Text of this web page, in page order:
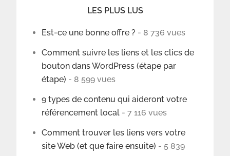
LES PLUS LUS
Est-ce une bonne offre ? - 8 736 vues
Comment suivre les liens et les clics de
bouton dans WordPress (étape par
étape) - 8 599 vues
9 types de contenu qui aideront votre
référencement local - 7 116 vues
Comment trouver les liens vers votre
site Web (et que faire ensuite) - 5 839